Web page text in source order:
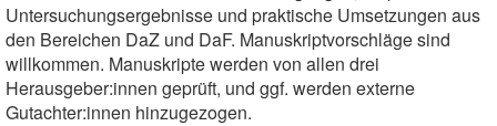
Untersuchungsergebnisse und praktische Umsetzungen aus
den Bereichen DaZ und DaF. Manuskriptvorschläge sind
willkommen. Manuskripte werden von allen drei
Herausgeber:innen geprüft, und ggf. werden externe
Gutachter:innen hinzugezogen.